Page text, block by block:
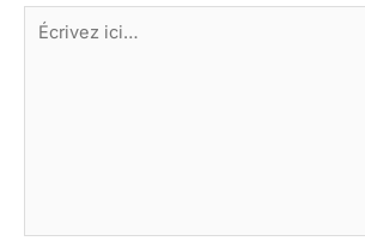
Écrivez
ici…